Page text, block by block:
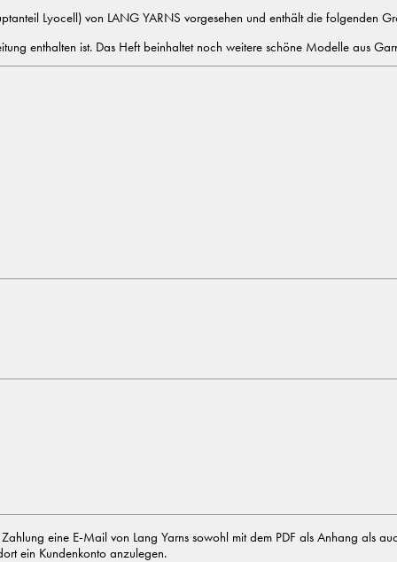
Lyocell) von LANG YARNS vorgesehen und enthält die folgenden
enthalten ist. Das Heft beinhaltet noch weitere schöne Modelle aus
eine E-Mail von Lang Yarns sowohl mit dem PDF als Anhang als
ein Kundenkonto anzulegen.